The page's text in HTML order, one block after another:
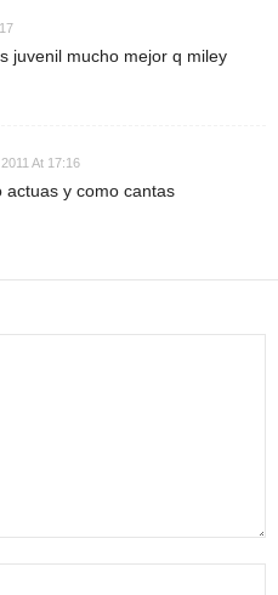
juvenil mucho mejor q miley
At 17:16
actuas y como cantas